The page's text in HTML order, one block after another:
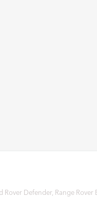
Defender, Range Rover